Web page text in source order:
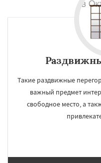
Такие раздвижные
важный предмет
свободное место, а